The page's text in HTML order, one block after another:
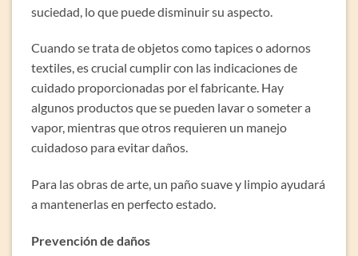
suciedad, lo que puede disminuir su aspecto.
Cuando se trata de objetos como tapices o adornos
textiles, es crucial cumplir con las indicaciones de
cuidado proporcionadas por el fabricante. Hay
algunos productos que se pueden lavar o someter a
vapor, mientras que otros requieren un manejo
cuidadoso para evitar daños.
Para las obras de arte, un paño suave y limpio ayudará
a mantenerlas en perfecto estado.
Prevención de daños